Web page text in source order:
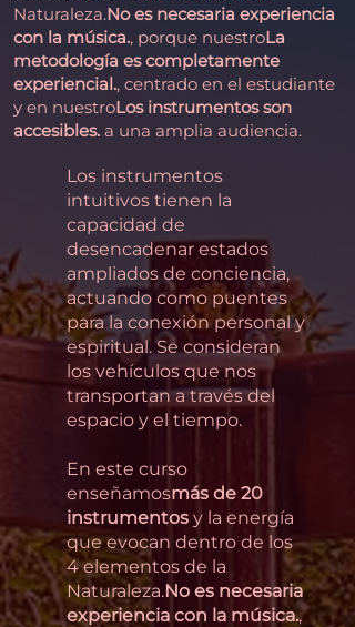
Naturaleza.No es necesaria experiencia
con la música., porque nuestroLa
metodología es completamente
experiencial., centrado en el estudiante
y en nuestroLos instrumentos son
accesibles. a una amplia audiencia.
Los instrumentos
intuitivos tienen la
capacidad de
desencadenar estados
ampliados de conciencia,
actuando como puentes
para la conexión personal y
espiritual. Se consideran
los vehículos que nos
transportan a través del
espacio y el tiempo.
En este curso
enseñamosmás de 20
instrumentos y la energía
que evocan dentro de los
4 elementos de la
Naturaleza.No es necesaria
experiencia con la música.,